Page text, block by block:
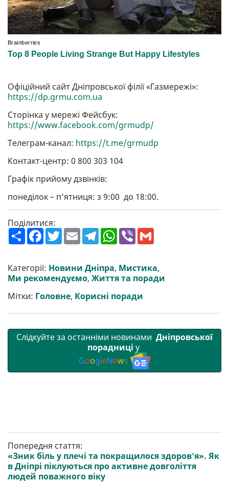
Офіційний сайт Дніпровської філії «Газмережі»:
https://dp.grmu.com.ua
Сторінка у мережі Фейсбук:
https://www.facebook.com/grmudp/
Телеграм-канал: https://t.me/grmudp
Контакт-центр: 0 800 303 104
Графік прийому дзвінків:
понеділок – п’ятниця: з 9:00 до 18:00.
Поділитися:
П
о
р
и
т
F
a
b
o
o
T
w
t
e
r
E
m
l
T
e
g
r
a
W
h
s
A
p
V
r l
Категорії: Новини Дніпра, Мистика,
Ми рекомендуємо, Життя та поради
Мітки: Головне, Корисні поради
Слідкуйте за останніми новинами Дніпровської
порадниці у
GoogleNews
Попередня стаття:
«Зник біль у плечі та покращилося здоров'я». Як
в Дніпрі піклуються про активне довголіття
людей поважного віку